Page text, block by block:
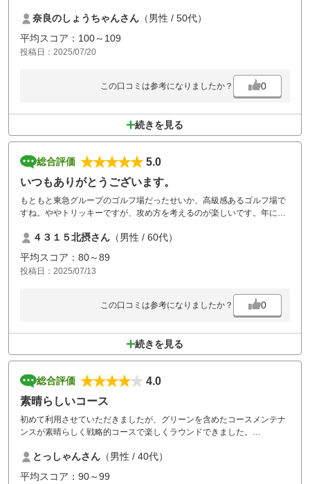
ワンペナで無くOBというのはなかなか経験したことのホールです。この
コースで良いスコア出すには精度の高いショットが必要と痛感しまし
た。また、チャレンジします。
奈良のしょうちゃんさん （男性 / 50代）
平均スコア：100～109
投稿日：2025/07/20
この口コミは参考になりましたか？ 0
続きを見る
総合評価
5.0
いつもありがとうございます。
もともと東急グループのゴルフ場だったせいか、高級感あるゴルフ場で
すね。ややトリッキーですが、攻め方を考えるのが楽しいです。年に
４３１５北摂さん （男性 / 60代）
平均スコア：80～89
投稿日：2025/07/13
この口コミは参考になりましたか？ 0
続きを見る
総合評価
4.0
素晴らしいコース
初めて利用させていただきましたが、グリーンを含めたコースメンテナ
ンスが素晴らしく戦略的コースで楽しくラウンドできました。
がとうございました。
とっしゃんさん （男性 / 40代）
平均スコア：90～99